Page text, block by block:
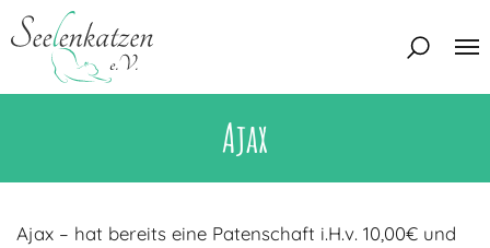
Ajax
Ajax – hat bereits eine Patenschaft i.H.v. 10,00€ und